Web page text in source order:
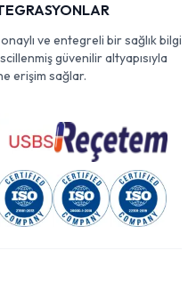
ve entegreli bir sağlık bilgi
güvenilir altyapısıyla
erişim sağlar.